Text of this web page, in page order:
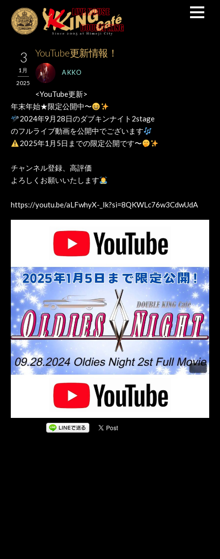
3
1月
2025
YouTube更新情報！
AKKO
<YouTube更新>
年末年始★限定公開中〜
2024年9月28日のダブキンナイト2stage
のフルライブ動画を公開中でございます
2025年1月5日までの限定公開です〜
チャンネル登録、高評価
よろしくお願いいたします
https://youtu.be/aLFwhyX-_Ik?si=8QKWLc76w3CdwUdA